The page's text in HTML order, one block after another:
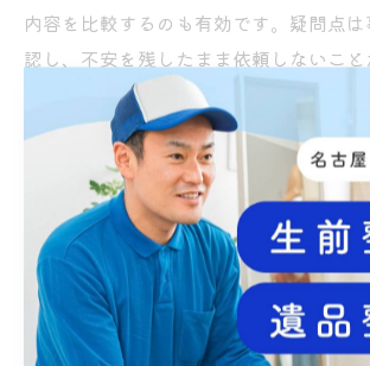
内容を比較するのも有効です。疑問点
認し、不安を残したまま依頼しないこ
用品回収を利用するコツです。
無料回収の落とし穴と正しい見極め
「無料回収」と聞くとお得に感じます
とし穴が潜んでいることもあります。た
に「運搬費用」や「分別作業料」など
されるケースや、無許可業者による不法
現実に起きています。こうしたトラブ